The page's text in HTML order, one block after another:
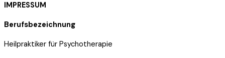
IMPRESSUM
Berufsbezeichnung
Heilpraktiker für Psychotherapie